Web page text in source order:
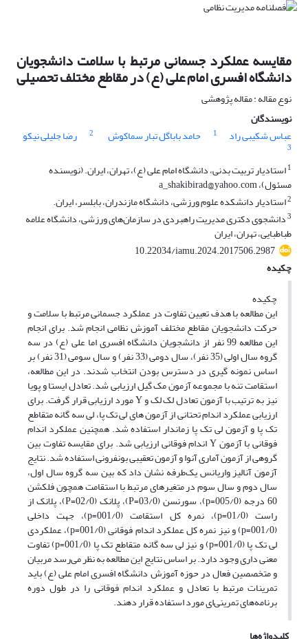
مقایسه عملکرد جسمانی مرتبط با سلامت دانشجویان
دانشگاه افسری امام علی (ع) در مقاطع مختلف تحصیلی
نوع مقاله : مقاله پژوهشی
نویسندگان
عباس شکیبی راد
1 حامد باباگل تبار سماکوش 2 رضا جلیلی نیکو
3
1استادیار تربیت بدنی، دانشگاه امام علی (ع)، تهران، ایران. (نویسنده
مسئول)، a_shakibirad@yahoo.com
2استادیار دانشکده علوم ورزشی، دانشگاه مازندران، بابلسر، ایران.
3دانشجوی دکتری مدیریت راهبردی در سازمان‌های ورزشی، دانشگاه علامه
طباطبایی، تهران، ایران
10.22034/iamu.2024.2017506.2987
چکیده
چکیده
این مطالعه با هدف تعیین تفاوت در عملکرد جسمانی مرتبط با سلامت و
حرکت دانشجویان مقاطع مختلف آموزش نظامی انجام شد. برای انجام
این مطالعه 99 نفر از دانشجویان دانشگاه افسری اما علی (ع) در سه
گروه سال اولی (35 نفر)، سال دومی (33 نفر) و سال سومی (31 نفر) بر
اساس نمونه گیری در دسترس بودن انتخاب شدند. در این مطالعه،
استقامت تنه با مجموعه آزمون مک گیل ارزیابی شد. تعادل ایستا و پویا
نیز به ترتیب با آزمون تعادل لک لک و Y مورد ارزیابی قرار گرفت. برای
ارزیابی عملکرد اندام تحتانی از آزمون های لی تک پا، لی سه گانه متقاطع
تک پا و آزمون لی تک پا زماندار استفاده شد. همچنین عملکرد اندام
فوقانی با آزمون Y اندام فوقانی ارزیابی شد. برای مقایسه تفاوت بین
گروهی از آزمون آماری آنوا و آزمون تعقیبی بونفرونی استفاده شد. نتایج
آزمون آنالیز واریانس یک‌طرفه نشان داد که بین سه گروه سال اول،
سال دوم و سال سوم در متغیرهای مرتبط با استقامت همچون فلکشن
60 درجه (005/0=p)، سورنسن (03/0=P)، پلانک (02/0=P)، پلانک از
راست (01/0=p)، نمره کل استقامت (001/0=p)، جهت داخلی
(001/0=p) و نیز نمره کل عملکرد اندام فوقانی (001/0=p)، عملکردی
لی تک پا (001/0=p) و نیز لی سه گانه متقاطع تک پا (001/0=p) تفاوت
معنی داری وجود دارد. بر اساس نتایج این مطالعه به نظر می‌رسد مربیان
و متخصصین فعال در حوزه آموزش دانشگاه افسری امام علی (ع) باید
تمرینات مرتبط با تعادل و عملکرد اندام فوقانی را در طول دوره
برنامه‌های تمرینی‌ای مورد استفاده قرار دهند.